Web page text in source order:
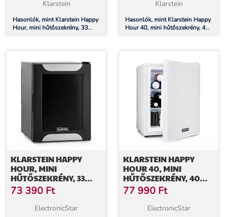
OSZTÁLY, FEKETE
Klarstein
Hasonlók, mint Klarstein Happy
Hour, mini hűtőszekrény, 33
liter, zajmentes, G
fekete dekoratív ajtóval
VILÁGÍTÁS, FEHÉR
Klarstein
Hasonlók, mint Klarstein Happy
Hour 40, mini hűtőszekrény, 40
liter, 5 -15°C, csendes, 23dB,
KLARSTEIN HAPPY
HOUR, MINI
HŰTŐSZEKRÉNY, 33
LITER, ZAJMENTES, G
ENERGIAHATÉKONYSÁGI
OSZTÁLY, FEKETE
73 390 Ft
ElectronicStar
KLARSTEIN HAPPY
HOUR 40, MINI
HŰTŐSZEKRÉNY, 40
LITER, 5 -15°C,
CSENDES, 23DB, LED
VILÁGÍTÁS, FEHÉR
77 990 Ft
ElectronicStar